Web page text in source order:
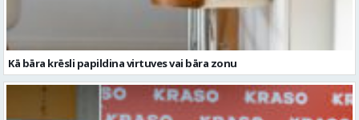
Kā bāra krēsli papildina virtuves vai bāra zonu